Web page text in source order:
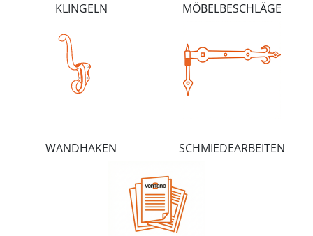
KLINGELN MÖBELBESCHLÄGE
WANDHAKEN SCHMIEDEARBEITEN